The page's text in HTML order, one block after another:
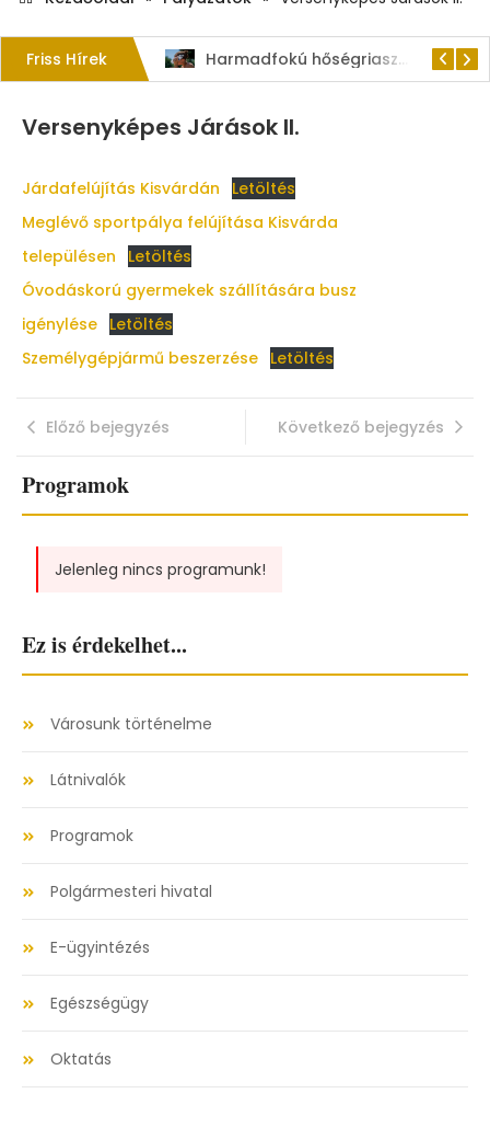
Friss Hírek Harmadfokú hőségriasztás–MEGHOSSZABBÍTVA!
Versenyképes Járások II.
Járdafelújítás Kisvárdán
Letöltés
Meglévő sportpálya felújítása Kisvárda
településen
Letöltés
Óvodáskorú gyermekek szállítására busz
igénylése Letöltés
Személygépjármű beszerzése Letöltés
Előző bejegyzés Következő bejegyzés
Programok
Jelenleg nincs programunk!
Ez is érdekelhet...
Városunk történelme
Látnivalók
Programok
Polgármesteri hivatal
E-ügyintézés
Egészségügy
Oktatás